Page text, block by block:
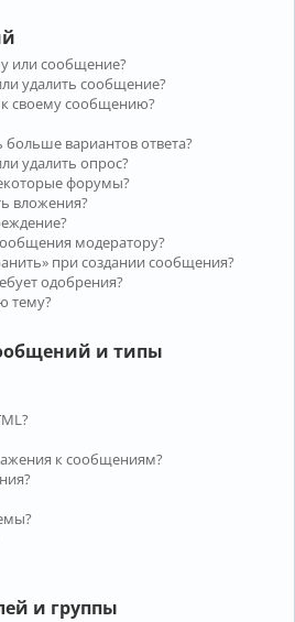
или сообщение?
удалить сообщение?
своему сообщению?
вариантов ответа?
удалить опрос?
форумы?
вложения?
модератору?
при создании сообщения?
одобрения?
тему?
и типы
к сообщениям?
и группы